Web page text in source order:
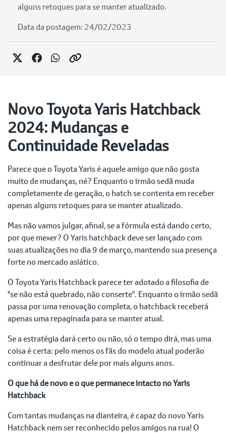
alguns retoques para se manter atualizado.
Data da postagem: 24/02/2023
Novo Toyota Yaris Hatchback
2024: Mudanças e
Continuidade Reveladas
Parece que o Toyota Yaris é aquele amigo que não gosta
muito de mudanças, né? Enquanto o irmão sedã muda
completamente de geração, o hatch se contenta em receber
apenas alguns retoques para se manter atualizado.
Mas não vamos julgar, afinal, se a fórmula está dando certo,
por que mexer? O Yaris hatchback deve ser lançado com
suas atualizações no dia 9 de março, mantendo sua presença
forte no mercado asiático.
O Toyota Yaris Hatchback parece ter adotado a filosofia de
"se não está quebrado, não conserte". Enquanto o irmão sedã
passa por uma renovação completa, o hatchback receberá
apenas uma repaginada para se manter atual.
Se a estratégia dará certo ou não, só o tempo dirá, mas uma
coisa é certa: pelo menos os fãs do modelo atual poderão
continuar a desfrutar dele por mais alguns anos.
O que há de novo e o que permanece intacto no Yaris
Hatchback
Com tantas mudanças na dianteira, é capaz do novo Yaris
Hatchback nem ser reconhecido pelos amigos na rua! O